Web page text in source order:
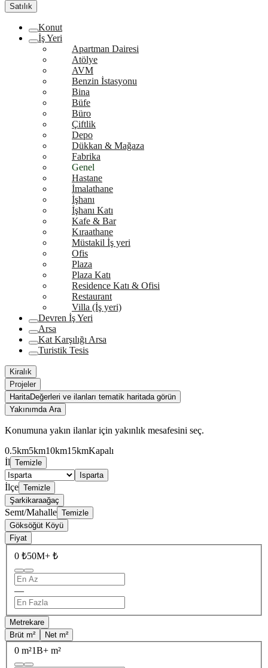
Satılık
Konut
İş Yeri
Apartman Dairesi
Atölye
AVM
Benzin İstasyonu
Bina
Büfe
Büro
Çiftlik
Depo
Dükkan & Mağaza
Fabrika
Genel
Hastane
İmalathane
İşhanı
İşhanı Katı
Kafe & Bar
Kıraathane
Müstakil İş yeri
Ofis
Plaza
Plaza Katı
Residence Katı & Ofisi
Restaurant
Villa (İş yeri)
Devren İş Yeri
Arsa
Kat Karşılığı Arsa
Turistik Tesis
Kiralık
Projeler
HaritaDeğerleri ve ilanları tematik haritada görün
Yakınımda Ara
Konumuna yakın ilanlar için yakınlık mesafesini seç.
0.5km5km10km15kmKapalı
İl Temizle
Isparta
İlçe Temizle
Şarkikaraağaç
Semt/Mahalle Temizle
Göksöğüt Köyü
Fiyat
0 ₺50M+ ₺
—
Metrekare
Brüt m²
Net m²
0 m²1B+ m²